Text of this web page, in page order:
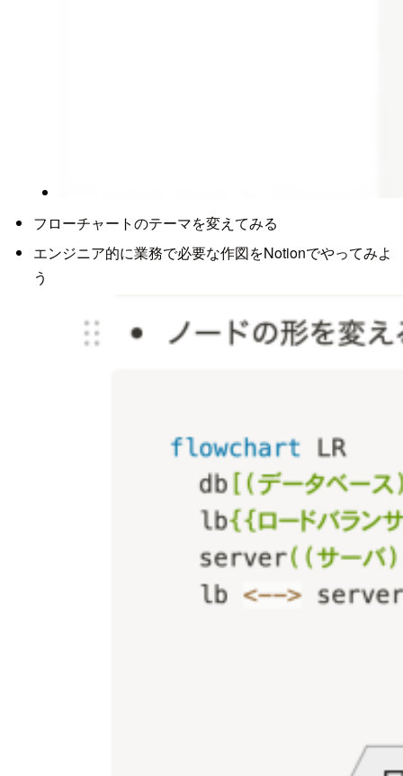
フローチャートのテーマを変えてみる
エンジニア的に業務で必要な作図をNotionでやってみよ
う